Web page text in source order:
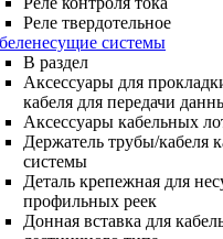
Реле твердотельное
системы
В раздел
Аксессуары для
кабеля для передачи
Аксессуары кабельных
Держатель трубы/кабеля
системы
Деталь крепежная для
профильных реек
Донная вставка для